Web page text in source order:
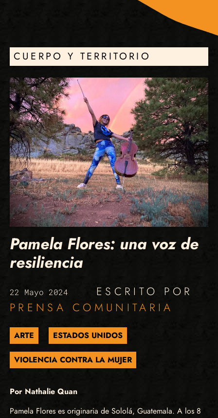
CUERPO Y TERRITORIO
Pamela Flores: una voz de
resiliencia
22 Mayo 2024
ESCRITO POR
PRENSA COMUNITARIA
ARTE ESTADOS UNIDOS
VIOLENCIA CONTRA LA MUJER
Por Nathalie Quan
Pamela Flores es originaria de Sololá, Guatemala. A los 8